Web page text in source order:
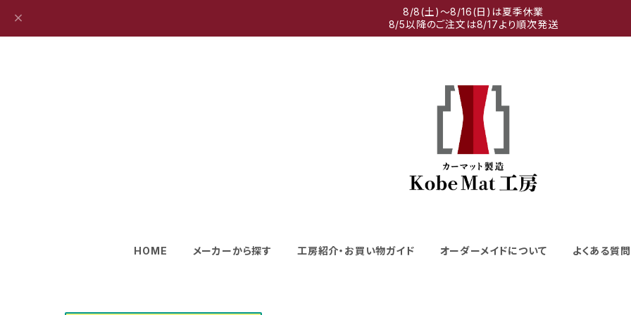
8/8(土)～8/16(日)は夏季休業
8/5以降のご注文は8/17より順次発送
HOME メーカーから探す 工房紹介・お買い物ガイド オーダーメイドについて よくある質問